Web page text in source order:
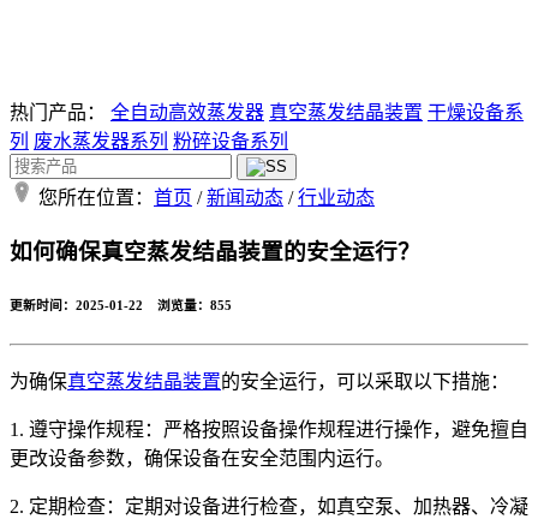
热门产品： 全自动高效蒸发器 真空蒸发结晶装置 干燥设备系
列 废水蒸发器系列 粉碎设备系列
您所在位置： 首页 /新闻动态 /行业动态
如何确保真空蒸发结晶装置的安全运行？
更新时间：2025-01-22 浏览量： 855
为确保真空蒸发结晶装置的安全运行，可以采取以下措施：
1. 遵守操作规程：严格按照设备操作规程进行操作，避免擅自
更改设备参数，确保设备在安全范围内运行。
2. 定期检查：定期对设备进行检查，如真空泵、加热器、冷凝